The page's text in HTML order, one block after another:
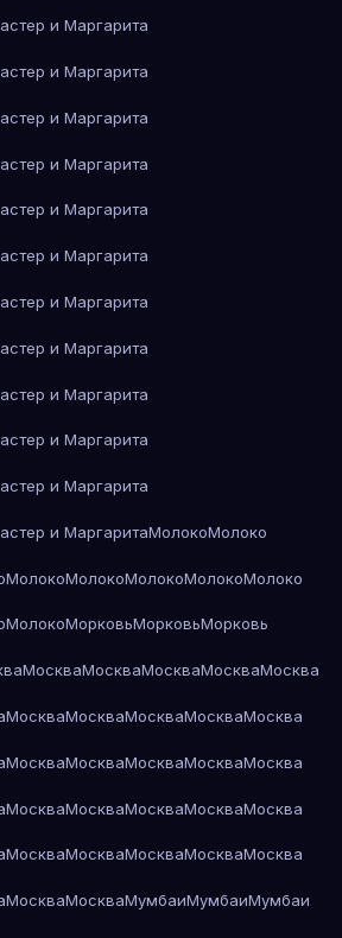
и Маргарита
и Маргарита
и Маргарита
и Маргарита
и Маргарита
и Маргарита
и Маргарита
и Маргарита
и Маргарита
и Маргарита
и Маргарита
и МаргаритаМолокоМолоко
МолокоМолокоМолокоМолокоМолоко
МолокоМорковьМорковьМорковь
МоскваМоскваМоскваМоскваМосква
МоскваМоскваМоскваМоскваМосква
МоскваМоскваМоскваМоскваМосква
МоскваМоскваМоскваМоскваМосква
МоскваМоскваМоскваМоскваМосква
МоскваМоскваМумбаиМумбаиМумбаи